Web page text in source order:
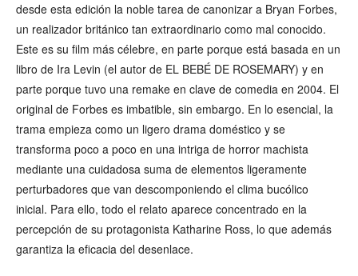
desde esta edición la noble tarea de canonizar a Bryan Forbes,
un realizador británico tan extraordinario como mal conocido.
Este es su film más célebre, en parte porque está basada en un
libro de Ira Levin (el autor de EL BEBÉ DE ROSEMARY) y en
parte porque tuvo una remake en clave de comedia en 2004. El
original de Forbes es imbatible, sin embargo. En lo esencial, la
trama empieza como un ligero drama doméstico y se
transforma poco a poco en una intriga de horror machista
mediante una cuidadosa suma de elementos ligeramente
perturbadores que van descomponiendo el clima bucólico
inicial. Para ello, todo el relato aparece concentrado en la
percepción de su protagonista Katharine Ross, lo que además
garantiza la eficacia del desenlace.